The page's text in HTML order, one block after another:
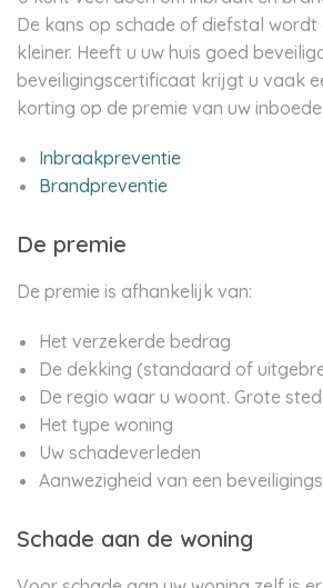
De kans op schade of diefstal wordt
kleiner. Heeft u uw huis goed
beveiligingscertificaat krijgt u vaak
korting op de premie van uw
Inbraakpreventie
Brandpreventie
De premie
De premie is afhankelijk van:
Het verzekerde bedrag
De dekking (standaard of
De regio waar u woont. Grote
Het type woning
Uw schadeverleden
Aanwezigheid van een
Schade aan de woning